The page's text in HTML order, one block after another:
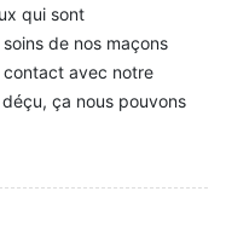
qui sont
de nos maçons
contact avec notre
ça nous pouvons